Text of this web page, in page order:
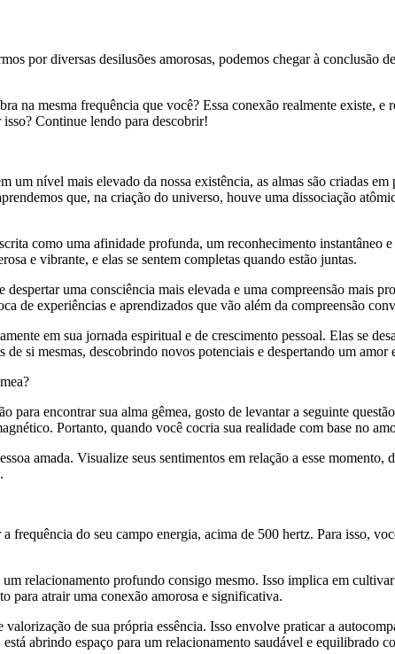
por diversas desilusões amorosas, podemos chegar à
na mesma frequência que você? Essa conexão realmente existe,
Continue lendo para descobrir!
um nível mais elevado da nossa existência, as almas são criadas
que, na criação do universo, houve uma dissociação
como uma afinidade profunda, um reconhecimento instantâneo
e vibrante, e elas se sentem completas quando estão juntas.
despertar uma consciência mais elevada e uma compreensão mais
de experiências e aprendizados que vão além da compreensão
em sua jornada espiritual e de crescimento pessoal. Elas se
de si mesmas, descobrindo novos potenciais e despertando um
para encontrar sua alma gêmea, gosto de levantar a seguinte
Portanto, quando você cocria sua realidade com base no
amada. Visualize seus sentimentos em relação a esse
frequência do seu campo energia, acima de 500 hertz. Para isso,
relacionamento profundo consigo mesmo. Isso implica em
para atrair uma conexão amorosa e significativa.
de sua própria essência. Isso envolve praticar a
abrindo espaço para um relacionamento saudável e equilibrado